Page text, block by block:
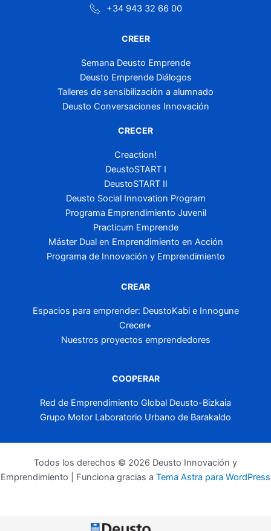
+34 943 32 66 00
CREER
Semana Deusto Emprende
Deusto Emprende Diálogos
Talleres de sensibilización a alumnado
Deusto Conversaciones Innovación
CRECER
Creaction!
DeustoSTART I
DeustoSTART II
Deusto Social Innovation Program
Programa Emprendimiento Juvenil
Practicum Emprende
Máster Dual en Emprendimiento en Acción
Programa de Innovación y Emprendimiento
CREAR
Espacios para emprender: DeustoKabi e Innogune
Crecer+
Nuestros proyectos emprendedores
COOPERAR
Red de Emprendimiento Global Deusto-Bizkaia
Grupo Motor Laboratorio Urbano de Barakaldo
Todos los derechos © 2026 Deusto Innovación y
Emprendimiento | Funciona gracias a Tema Astra para WordPress